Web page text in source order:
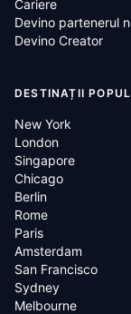
Cariere
Devino partenerul
Devino Creator
DESTINAȚII
New York
London
Singapore
Chicago
Berlin
Rome
Paris
Amsterdam
San Francisco
Sydney
Melbourne